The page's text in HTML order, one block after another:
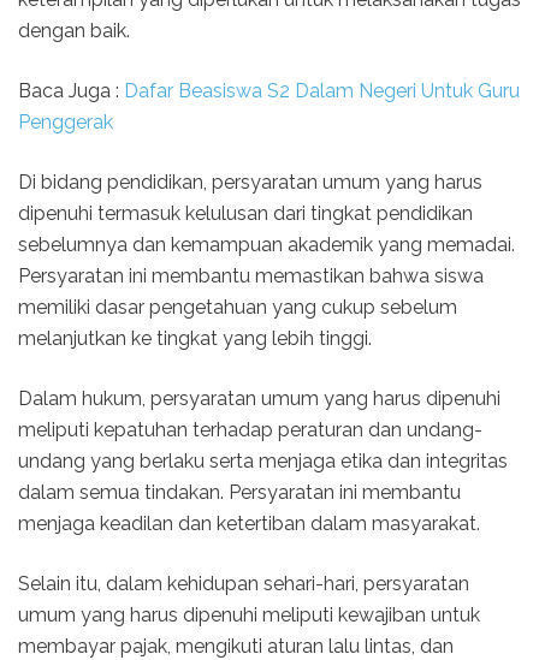
dengan baik.
Baca Juga : Dafar Beasiswa S2 Dalam Negeri Untuk Guru
Penggerak
Di bidang pendidikan, persyaratan umum yang harus
dipenuhi termasuk kelulusan dari tingkat pendidikan
sebelumnya dan kemampuan akademik yang memadai.
Persyaratan ini membantu memastikan bahwa siswa
memiliki dasar pengetahuan yang cukup sebelum
melanjutkan ke tingkat yang lebih tinggi.
Dalam hukum, persyaratan umum yang harus dipenuhi
meliputi kepatuhan terhadap peraturan dan undang-
undang yang berlaku serta menjaga etika dan integritas
dalam semua tindakan. Persyaratan ini membantu
menjaga keadilan dan ketertiban dalam masyarakat.
Selain itu, dalam kehidupan sehari-hari, persyaratan
umum yang harus dipenuhi meliputi kewajiban untuk
membayar pajak, mengikuti aturan lalu lintas, dan